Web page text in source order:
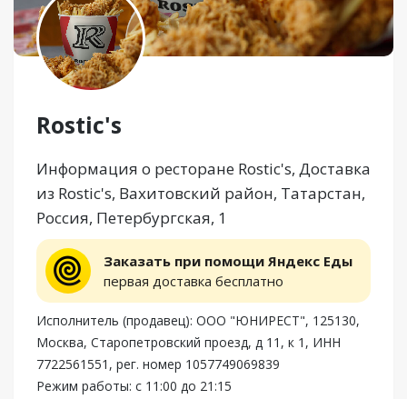
Rostic's
Информация о ресторане Rostic's, Доставка
из Rostic's, Вахитовский район, Татарстан,
Россия, Петербургская, 1
Заказать при помощи Яндекс Еды
первая доставка бесплатно
Исполнитель (продавец): ООО "ЮНИРЕСТ", 125130,
Москва, Старопетровский проезд, д 11, к 1, ИНН
7722561551, рег. номер 1057749069839
Режим работы: с 11:00 до 21:15